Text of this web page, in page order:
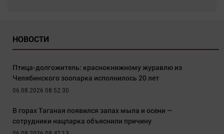
НОВОСТИ
Птица-долгожитель: краснокнижному журавлю из
Челябинского зоопарка исполнилось 20 лет
06.08.2026 08:52:30
В горах Таганая появился запах мыла и осени —
сотрудники нацпарка объяснили причину